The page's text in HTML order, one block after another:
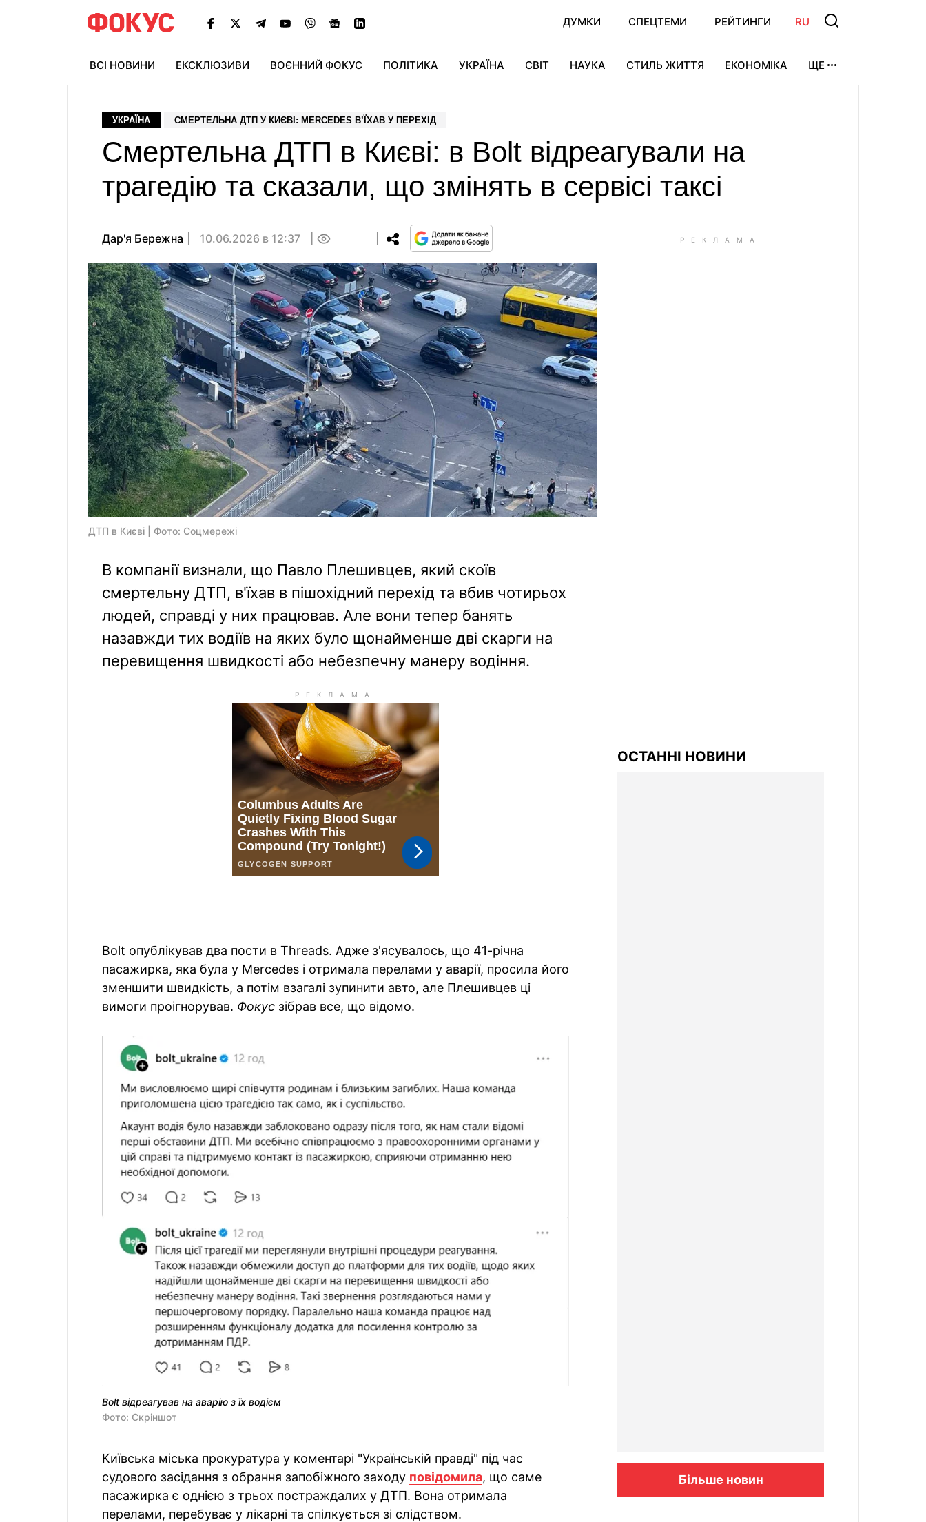
ДУМКИ СПЕЦТЕМИ РЕЙТИНГИ RU
ВСІ НОВИНИ ЕКСКЛЮЗИВИ ВОЄННИЙ ФОКУС ПОЛІТИКА УКРАЇНА СВІТ НАУКА СТИЛЬ ЖИТТЯ ЕКОНОМІКА ЩЕ
УКРАЇНА СМЕРТЕЛЬНА ДТП У КИЄВІ: MERCEDES В’ЇХАВ У ПЕРЕХІД
Смертельна ДТП в Києві: в Bolt відреагували на
трагедію та сказали, що змінять в сервісі таксі
Дар'я Бережна 10.06.2026 в 12:37
ДТП в Києві | Фото: Соцмережi
В компанії визнали, що Павло Плешивцев, який скоїв
смертельну ДТП, в'їхав в пішохідний перехід та вбив чотирьох
людей, справді у них працював. Але вони тепер банять
назавжди тих водіїв на яких було щонайменше дві скарги на
перевищення швидкості або небезпечну манеру водіння.
Bolt опублікував два пости в Threads. Адже з'ясувалось, що 41-річна
пасажирка, яка була у Mercedes і отримала перелами у аварії, просила його
зменшити швидкість, а потім взагалі зупинити авто, але Плешивцев ці
вимоги проігнорував. Фокус зібрав все, що відомо.
Bolt відреагував на аварію з їх водієм
Фото: Скріншот
Київська міська прокуратура у коментарі "Українській правді" під час
судового засідання з обрання запобіжного заходу повідомила, що саме
пасажирка є однією з трьох постраждалих у ДТП. Вона отримала
перелами, перебуває у лікарні та спілкується зі слідством.
ОСТАННІ НОВИНИ
Більше новин